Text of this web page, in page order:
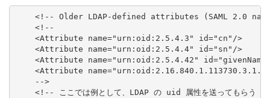
<!-- Older LDAP-defined attributes (SAML 2.0
<!--
<Attribute name="urn:oid:2.5.4.3" id="cn"/>
<Attribute name="urn:oid:2.5.4.4" id="sn"/>
<Attribute name="urn:oid:2.5.4.42"
<Attribute
-->
<!-- ここでは例として、LDAP の uid 属性を送ってもらう